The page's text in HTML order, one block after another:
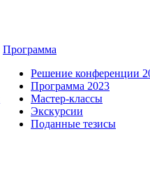
Программа
Решение конференции
Программа 2023
Мастер-классы
Экскурсии
Поданные тезисы